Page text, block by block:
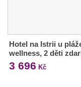
Hotel na Istrii u
wellness, 2 děti
3 696 Kč